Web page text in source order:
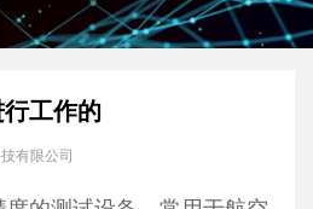
工作的
有限公司